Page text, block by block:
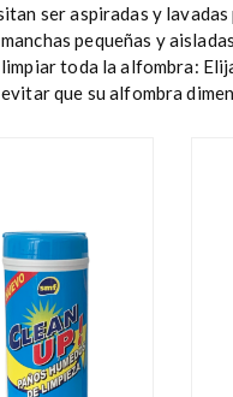
ser aspiradas y
pequeñas y
toda la alfombra:
que su alfombra